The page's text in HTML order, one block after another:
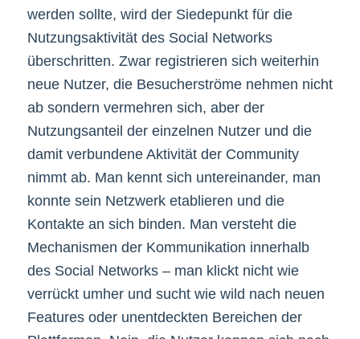
werden sollte, wird der Siedepunkt für die
Nutzungsaktivität des Social Networks
überschritten. Zwar registrieren sich weiterhin
neue Nutzer, die Besucherströme nehmen nicht
ab sondern vermehren sich, aber der
Nutzungsanteil der einzelnen Nutzer und die
damit verbundene Aktivität der Community
nimmt ab. Man kennt sich untereinander, man
konnte sein Netzwerk etablieren und die
Kontakte an sich binden. Man versteht die
Mechanismen der Kommunikation innerhalb
des Social Networks – man klickt nicht wie
verrückt umher und sucht wie wild nach neuen
Features oder unentdeckten Bereichen der